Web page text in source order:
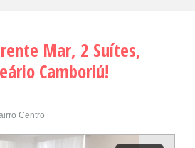
Mar, 2 Suítes,
Camboriú!
Centro